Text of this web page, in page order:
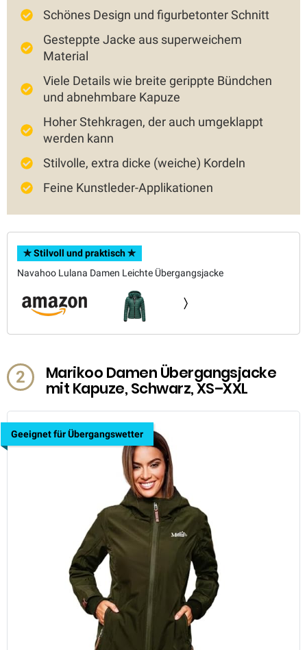
Schönes Design und figurbetonter Schnitt
Gesteppte Jacke aus superweichem
Material
Viele Details wie breite gerippte Bündchen
und abnehmbare Kapuze
Hoher Stehkragen, der auch umgeklappt
werden kann
Stilvolle, extra dicke (weiche) Kordeln
Feine Kunstleder-Applikationen
✯ Stilvoll und praktisch ✯
Navahoo Lulana Damen Leichte Übergangsjacke
2 Marikoo Damen Übergangsjacke
mit Kapuze, Schwarz, XS–XXL
Geeignet für Übergangswetter